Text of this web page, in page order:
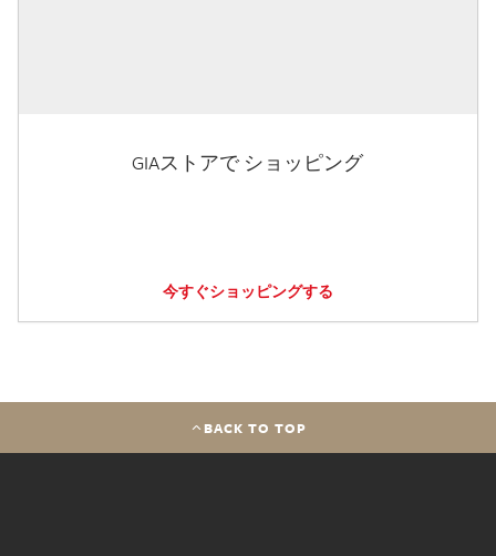
GIAストアで ショッピング
今すぐショッピングする
BACK TO TOP